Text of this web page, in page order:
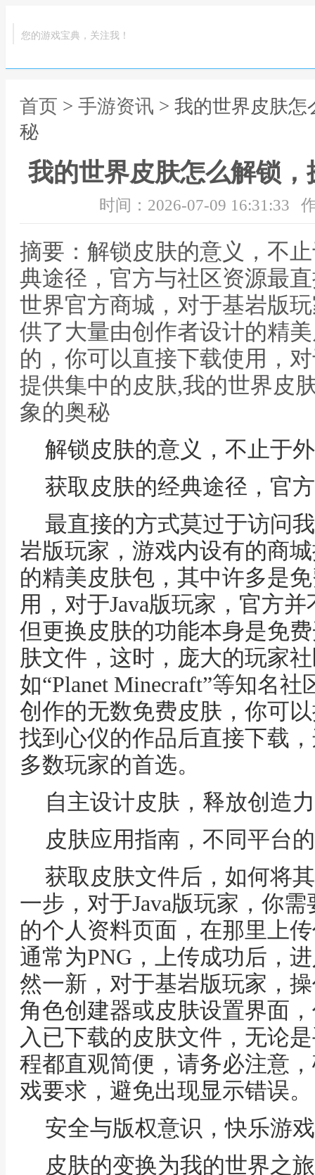
您的游戏宝典，关注我！
首页 > 手游资讯 > 我的世界皮肤
秘
我的世界皮肤怎么解锁
时间：2026-07-09 16:31:33
摘要：解锁皮肤的意义，不
典途径，官方与社区资源最
世界官方商城，对于基岩版
供了大量由创作者设计的精
的，你可以直接下载使用，
提供集中的皮肤,我的世界皮
象的奥秘
解锁皮肤的意义，不止于
获取皮肤的经典途径，官
最直接的方式莫过于访问
岩版玩家，游戏内设有的商
的精美皮肤包，其中许多是
用，对于Java版玩家，官方
但更换皮肤的功能本身是免
肤文件，这时，庞大的玩家
如“Planet Minecraft”等知名
创作的无数免费皮肤，你可
找到心仪的作品后直接下载
多数玩家的首选。
自主设计皮肤，释放创造
皮肤应用指南，不同平台
获取皮肤文件后，如何将
一步，对于Java版玩家，你
的个人资料页面，在那里上
通常为PNG，上传成功后，
然一新，对于基岩版玩家，
角色创建器或皮肤设置界面
入已下载的皮肤文件，无论
程都直观简便，请务必注意
戏要求，避免出现显示错误。
安全与版权意识，快乐游
皮肤的变换为我的世界之